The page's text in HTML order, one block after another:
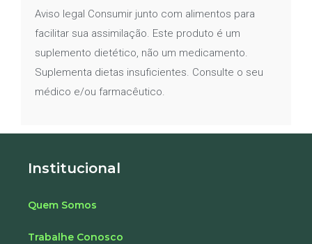
Aviso legal Consumir junto com alimentos para
facilitar sua assimilação. Este produto é um
suplemento dietético, não um medicamento.
Suplementa dietas insuficientes. Consulte o seu
médico e/ou farmacêutico.
Institucional
Quem Somos
Trabalhe Conosco